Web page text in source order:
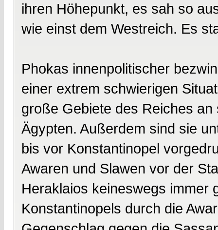
ihren Höhepunkt, es sah so
wie einst dem Westreich. Es
Phokas innenpolitischer
einer extrem schwierigen
große Gebiete des Reiches
Ägypten. Außerdem sind sie
bis vor Konstantinopel
Awaren und Slawen vor der
Heraklaios keineswegs immer
Konstantinopels durch die